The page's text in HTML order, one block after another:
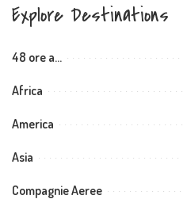
Explore Destinations
48 ore a…
Africa
America
Asia
Compagnie Aeree